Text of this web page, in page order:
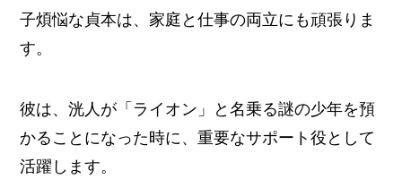
子煩悩な貞本は、家庭と仕事の両立にも頑張りま
す。
彼は、洸人が「ライオン」と名乗る謎の少年を預
かることになった時に、重要なサポート役として
活躍します。